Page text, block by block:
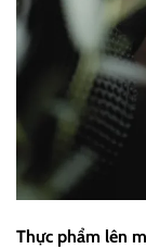
Thực phẩm lên